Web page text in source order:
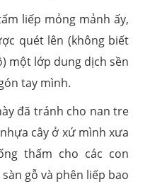
liếp mỏng mảnh ấy,
quét lên (không biết
một lớp dung dịch sền
tay mình.
đã tránh cho nan tre
cây ở xứ mình xưa
thấm cho các con
gỗ và phên liếp bao